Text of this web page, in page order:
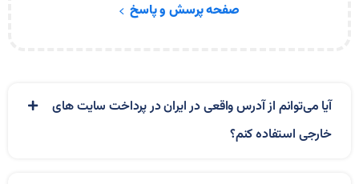
صفحه پرسش و پاسخ
آیا می‌توانم از آدرس واقعی در ایران در پرداخت سایت های
خارجی استفاده کنم؟